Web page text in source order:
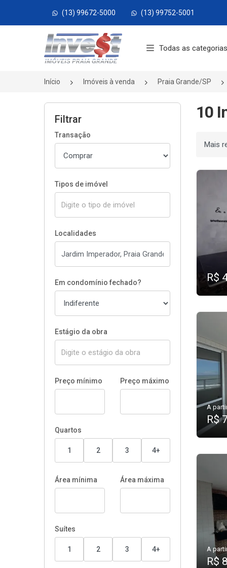
(13) 99672-5000 (13) 99752-5001
Página inicial
Todas as categorias
Início Imóveis à venda Praia Grande/SP
Filtrar
Transação
Tipos de imóvel
Localidades
Em condomínio fechado?
Estágio da obra
Preço mínimo Preço máximo
Quartos
1 2 3 4+
Área mínima Área máxima
Suítes
1 2 3 4+
10
R$
A
R$
A
R$